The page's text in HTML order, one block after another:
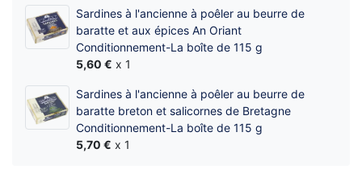
Sardines à l'ancienne à poêler au beurre de
baratte et aux épices An Oriant
Conditionnement-La boîte de 115 g
5,60 € x 1
Sardines à l'ancienne à poêler au beurre de
baratte breton et salicornes de Bretagne
Conditionnement-La boîte de 115 g
5,70 € x 1